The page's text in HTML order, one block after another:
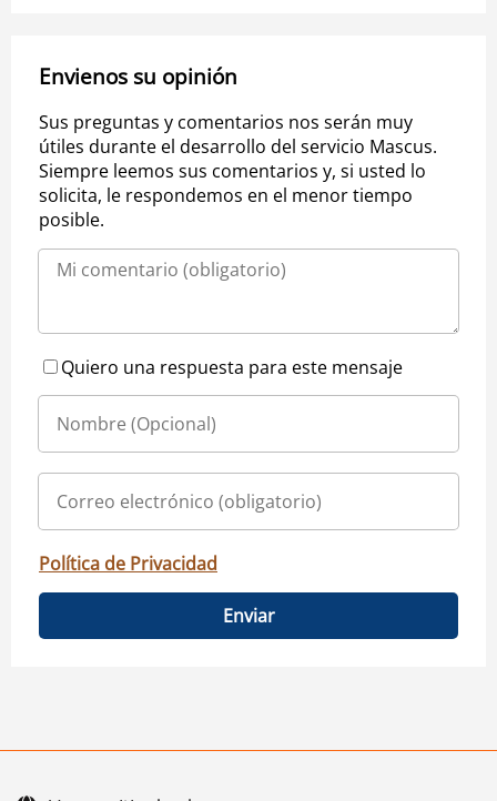
Envienos su opinión
Sus preguntas y comentarios nos serán muy
útiles durante el desarrollo del servicio Mascus.
Siempre leemos sus comentarios y, si usted lo
solicita, le respondemos en el menor tiempo
posible.
Quiero una respuesta para este mensaje
Política de Privacidad
Enviar